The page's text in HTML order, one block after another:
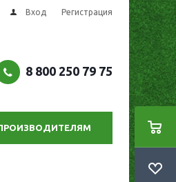
Вход Регистрация
8 800 250 79 75